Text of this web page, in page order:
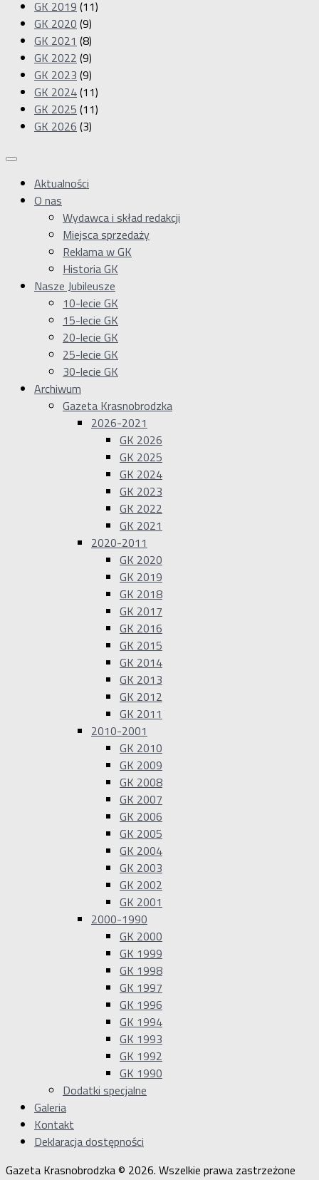
GK 2019 (11)
GK 2020 (9)
GK 2021 (8)
GK 2022 (9)
GK 2023 (9)
GK 2024(11)
GK 2025 (11)
GK 2026 (3)
Aktualności
O nas
Wydawca i skład redakcji
Miejsca sprzedaży
Reklama w GK
Historia GK
Nasze Jubileusze
10-lecie GK
15-lecie GK
20-lecie GK
25-lecie GK
30-lecie GK
Archiwum
Gazeta Krasnobrodzka
2026-2021
GK 2026
GK 2025
GK 2024
GK 2023
GK 2022
GK 2021
2020-2011
GK 2020
GK 2019
GK 2018
GK 2017
GK 2016
GK 2015
GK 2014
GK 2013
GK 2012
GK 2011
2010-2001
GK 2010
GK 2009
GK 2008
GK 2007
GK 2006
GK 2005
GK 2004
GK 2003
GK 2002
GK 2001
2000-1990
GK 2000
GK 1999
GK 1998
GK 1997
GK 1996
GK 1994
GK 1993
GK 1992
GK 1990
Dodatki specjalne
Galeria
Kontakt
Deklaracja dostępności
Gazeta Krasnobrodzka © 2026. Wszelkie prawa zastrzeżone